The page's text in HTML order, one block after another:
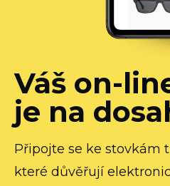
Váš on-
je na
Připojte se ke stovkám
které důvěřují